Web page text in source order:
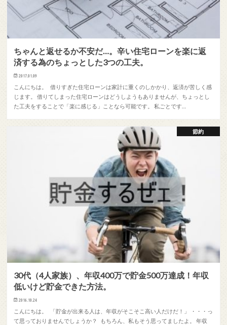
ちゃんと返せるか不安だ…。辛い住宅ローンを楽に返
済する為のちょっとした3つの工夫。
2017.01.09
こんにちは。 借りすぎた住宅ローンは家計に重くのしかかり、返済が苦しく感
じます。 借りてしまった住宅ローンはどうしようもありませんが、ちょっとし
た工夫をすることで「楽に感じる」ことなら可能です。 私ごとです…
節約
30代（4人家族）、年収400万で貯金500万達成！年収
低いけど貯金できた方法。
2016.10.24
こんにちは。 「貯金が出来る人は、年収がそこそこ高い人だけだ！」 ・・・っ
て思っておりませんでしょうか？ もちろん、私もそう思ってましたよ。 年収